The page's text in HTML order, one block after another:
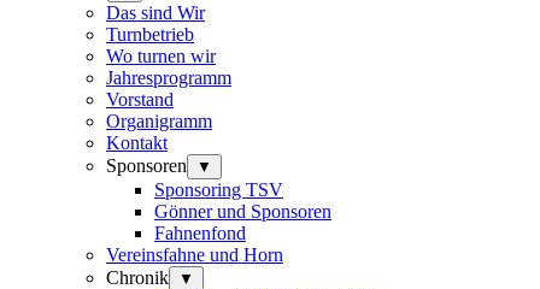
Das sind Wir
Turnbetrieb
Wo turnen wir
Jahresprogramm
Vorstand
Organigramm
Kontakt
Sponsoren
▼
Sponsoring TSV
Gönner und Sponsoren
Fahnenfond
Vereinsfahne und Horn
Chronik
▼